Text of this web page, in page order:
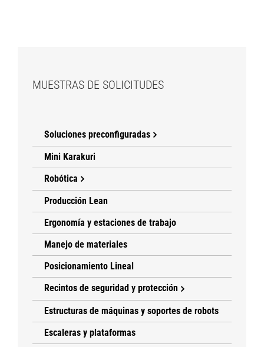
MUESTRAS DE SOLICITUDES
Soluciones preconfiguradas
Mini Karakuri
Robótica
Producción Lean
Ergonomía y estaciones de trabajo
Manejo de materiales
Posicionamiento Lineal
Recintos de seguridad y protección
Estructuras de máquinas y soportes de robots
Escaleras y plataformas